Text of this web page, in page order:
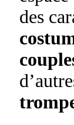
des